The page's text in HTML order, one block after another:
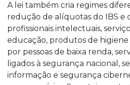
A lei também cria regimes
redução de alíquotas do IBS e
profissionais intelectuais,
educação, produtos de higiene
por pessoas de baixa renda,
ligados à segurança nacional,
informação e segurança